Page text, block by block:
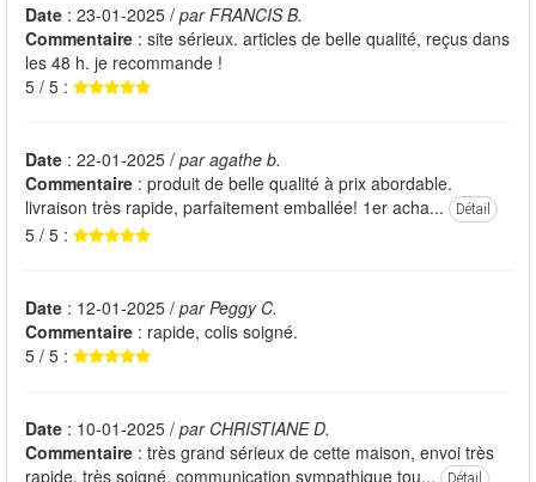
Date : 23-01-2025 / par FRANCIS B.
Commentaire : site sérieux. articles de belle qualité, reçus dans
les 48 h. je recommande !
5 / 5 :
Date : 22-01-2025 / par agathe b.
Commentaire : produit de belle qualité à prix abordable.
livraison très rapide, parfaitement emballée! 1er acha...
Détail
5 / 5 :
Date : 12-01-2025 / par Peggy C.
Commentaire : rapide, colis soigné.
5 / 5 :
Date : 10-01-2025 / par CHRISTIANE D.
Commentaire : très grand sérieux de cette maison, envoi très
rapide, très soigné, communication sympathique tou...